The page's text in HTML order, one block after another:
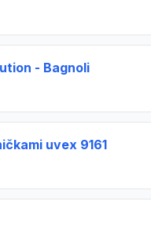
- Bagnoli
uvex 9161